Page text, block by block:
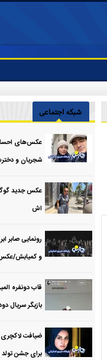
شبکه اجتماعی
عکس‌های
شجریان و
عکس جدید
اش
رونمایی صابر
و کمیابش/
قاب دونفره
بازیگر سریال
ضیافت
برای جشن تولد ۳۸ سالگی‌/عکس